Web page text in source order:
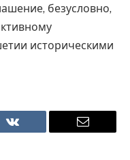
безусловно,
историческими
ВКонтакте